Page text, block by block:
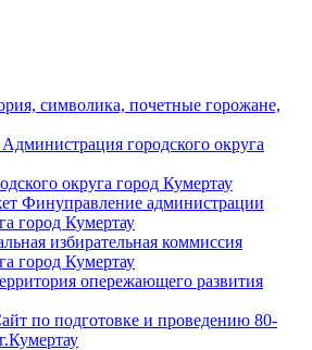
символика, почетные горожане,
Администрация городского округа
округа город Кумертау
Финуправление администрации
город Кумертау
избирательная коммиссия
город Кумертау
опережающего развития
по подготовке и проведению 80-